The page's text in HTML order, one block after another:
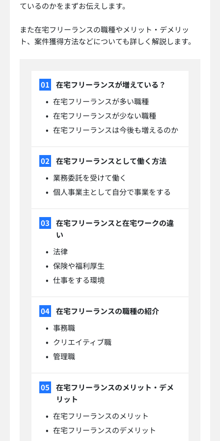
ているのかをまずお伝えします。
また在宅フリーランスの職種やメリット・デメリッ
ト、案件獲得方法などについても詳しく解説します。
在宅フリーランスが増えている？
在宅フリーランスが多い職種
在宅フリーランスが少ない職種
在宅フリーランスは今後も増えるのか
在宅フリーランスとして働く方法
業務委託を受けて働く
個人事業主として自分で事業をする
在宅フリーランスと在宅ワークの違
い
法律
保険や福利厚生
仕事をする環境
在宅フリーランスの職種の紹介
事務職
クリエイティブ職
管理職
在宅フリーランスのメリット・デメ
リット
在宅フリーランスのメリット
在宅フリーランスのデメリット